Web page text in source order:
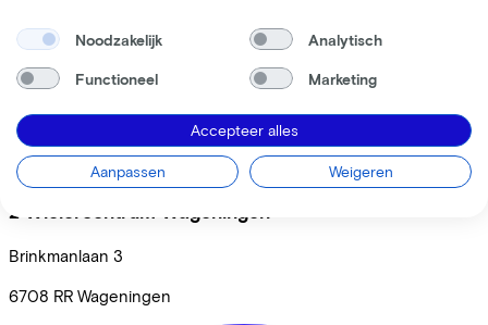
2 Wielercentrum Wageningen
Brinkmanlaan 3
6708 RR Wageningen
Noodzakelijk Analytisch
Functioneel Marketing
Accepteer alles
Aanpassen Weigeren